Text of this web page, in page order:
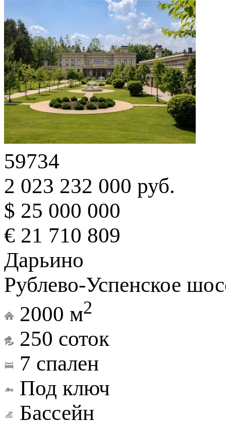
59734
2 023 232 000 руб.
$ 25 000 000
€ 21 710 809
Дарьино
Рублево-Успенское
2000 м2
250 соток
7 спален
Под ключ
Бассейн